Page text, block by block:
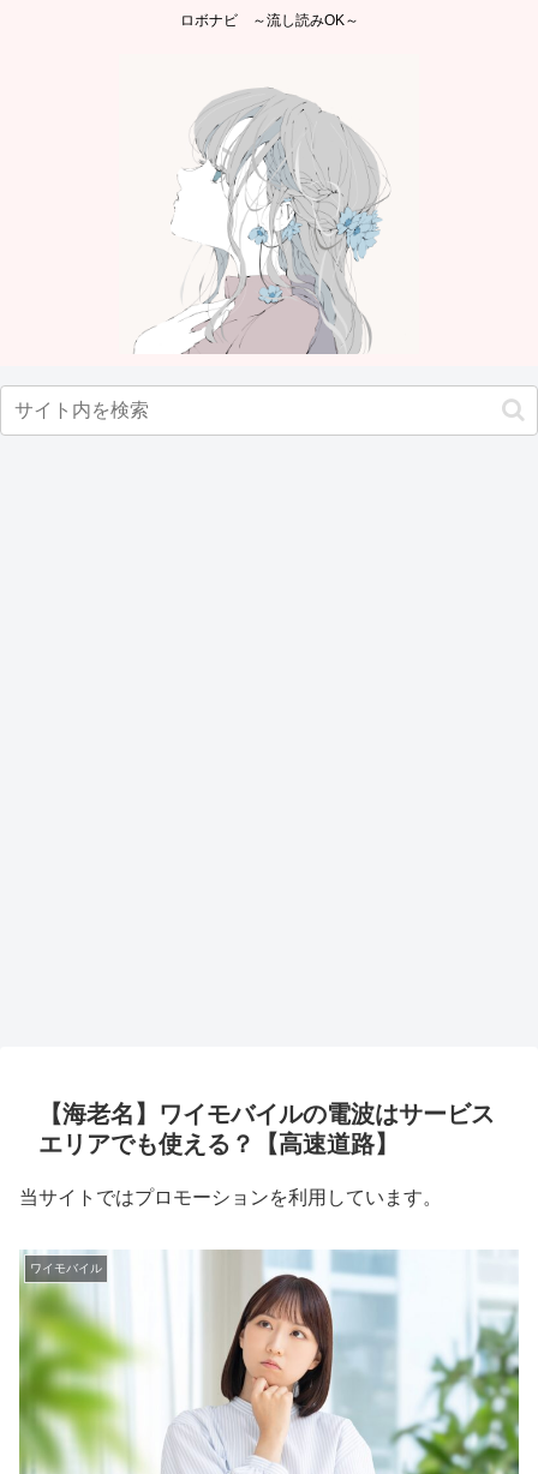
ロボナビ ～流し読みOK～
【海老名】ワイモバイルの電波はサービス
エリアでも使える？【高速道路】
当サイトではプロモーションを利用しています。
ワイモバイル